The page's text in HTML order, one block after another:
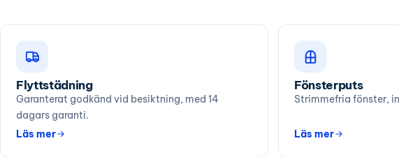
Flyttstädning
Garanterat godkänd vid besiktning, med 14
dagars garanti.
Läs mer
Fönsterputs
Strimmefria fönster,
Läs mer